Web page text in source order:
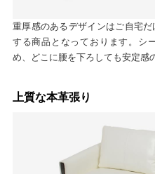
重厚感のあるデザインはご自宅
する商品となっております。シ
め、どこに腰を下ろしても安定感
上質な本革張り